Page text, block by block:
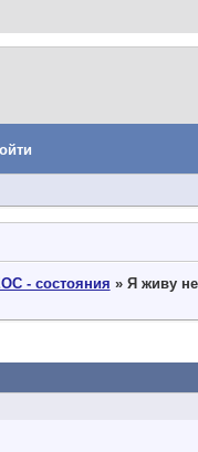
- состояния » Я живу